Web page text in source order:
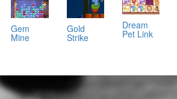
Gem
Mine
Gold
Strike
Dream
Pet Link